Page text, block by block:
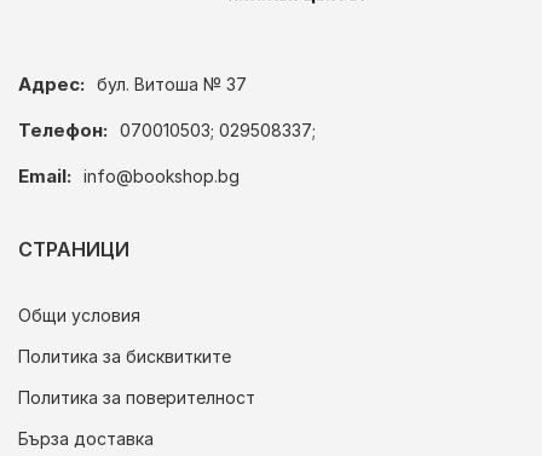
Адрес: бул. Витоша № 37
Телефон: 070010503; 029508337;
Email: info@bookshop.bg
СТРАНИЦИ
Общи условия
Политика за бисквитките
Политика за поверителност
Бърза доставка